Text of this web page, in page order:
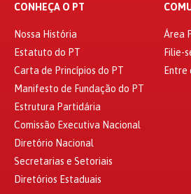
CONHEÇA O PT
Nossa História
Estatuto do PT
Carta de Princípios do PT
Manifesto de Fundação do PT
Estrutura Partidária
Comissão Executiva Nacional
Diretório Nacional
Secretarias e Setoriais
Diretórios Estaduais
Área
Filie-
Entre